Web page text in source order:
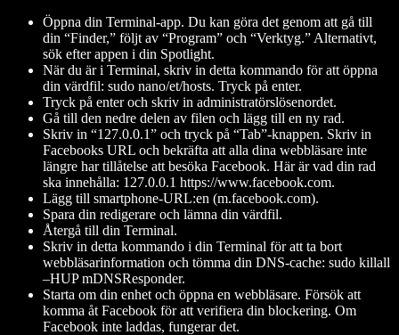
Öppna din Terminal-app. Du kan göra det genom att gå till
din “Finder,” följt av “Program” och “Verktyg.” Alternativt,
sök efter appen i din Spotlight.
När du är i Terminal, skriv in detta kommando för att öppna
din värdfil: sudo nano/et/hosts. Tryck på enter.
Tryck på enter och skriv in administratörslösenordet.
Gå till den nedre delen av filen och lägg till en ny rad.
Skriv in “127.0.0.1” och tryck på “Tab”-knappen. Skriv in
Facebooks URL och bekräfta att alla dina webbläsare inte
längre har tillåtelse att besöka Facebook. Här är vad din rad
ska innehålla: 127.0.0.1 https://www.facebook.com.
Lägg till smartphone-URL:en (m.facebook.com).
Spara din redigerare och lämna din värdfil.
Återgå till din Terminal.
Skriv in detta kommando i din Terminal för att ta bort
webbläsarinformation och tömma din DNS-cache: sudo killall
–HUP mDNSResponder.
Starta om din enhet och öppna en webbläsare. Försök att
komma åt Facebook för att verifiera din blockering. Om
Facebook inte laddas, fungerar det.